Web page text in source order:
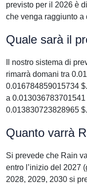
previsto per il 2026 è
che venga raggiunto a
Quale sarà il
Il nostro sistema di
rimarrà domani tra
0.016784859015734
a
0.013830723828965 $.
Quanto varrà
Si prevede che Rain
entro l’inizio del 2027
2028, 2029, 2030 si